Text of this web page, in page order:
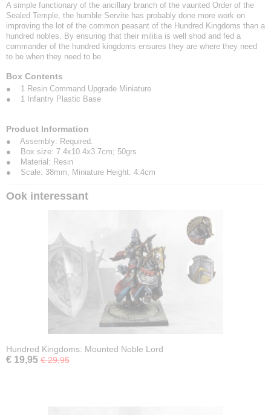
A simple functionary of the ancillary branch of the vaunted Order of the
Sealed Temple, the humble Servite has probably done more work on
improving the lot of the common peasant of the Hundred Kingdoms than a
hundred nobles. By ensuring that their militia is well shod and fed a
commander of the hundred kingdoms ensures they are where they need
to be when they need to be.
Box Contents
● 1 Resin Command Upgrade Miniature
● 1 Infantry Plastic Base
Product Information
● Assembly: Required.
● Box size: 7.4x10.4x3.7cm; 50grs
● Material: Resin
● Scale: 38mm, Miniature Height: 4.4cm
Ook interessant
Hundred Kingdoms: Mounted Noble Lord
€ 19,95 € 29,95